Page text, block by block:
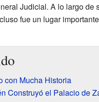
Judicial. A lo largo de
fue un lugar
con Mucha Historia
Construyó el Palacio de